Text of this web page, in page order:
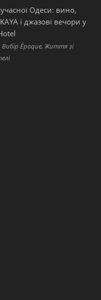
Одеси: вино,
і джазові вечори у
Вибір Époque, Життя зі